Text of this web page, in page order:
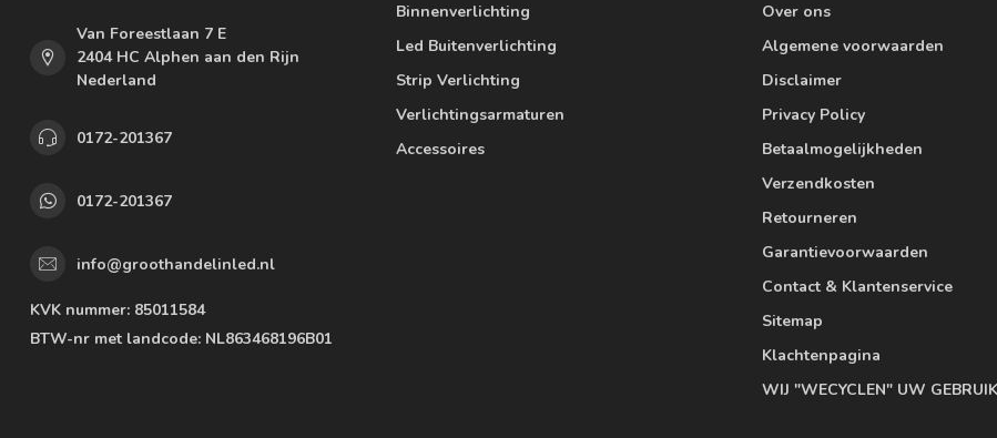
Van Foreestlaan 7 E
2404 HC Alphen aan den Rijn
Nederland
0172-201367
0172-201367
info@groothandelinled.nl
KVK nummer: 85011584
BTW-nr met landcode: NL863468196B01
Binnenverlichting
Led Buitenverlichting
Strip Verlichting
Verlichtingsarmaturen
Accessoires
Over ons
Algemene voorwaarden
Disclaimer
Privacy Policy
Betaalmogelijkheden
Verzendkosten
Retourneren
Garantievoorwaarden
Contact & Klantenservice
Sitemap
Klachtenpagina
WIJ "WECYCLEN" UW